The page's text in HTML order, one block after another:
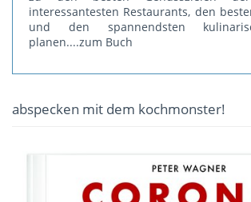
interessantesten Restaurants, den
und den spannendsten
planen....zum Buch
abspecken mit dem kochmonster!